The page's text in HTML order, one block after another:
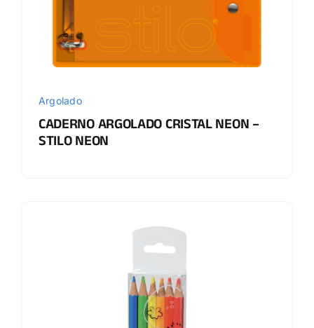
Argolado
CADERNO ARGOLADO CRISTAL NEON –
STILO NEON